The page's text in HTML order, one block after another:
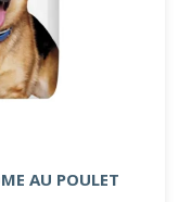
AU POULET